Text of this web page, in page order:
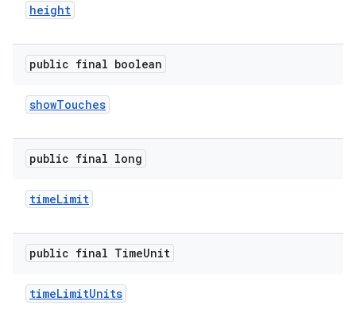
height
public final boolean
showTouches
public final long
timeLimit
public final TimeUnit
timeLimitUnits